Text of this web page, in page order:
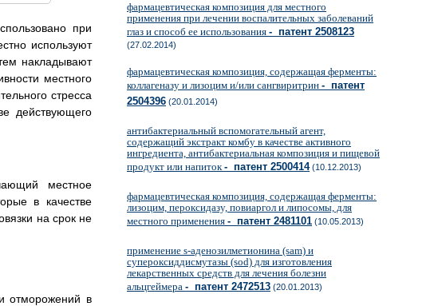
при
используют
накладывают
местного
стресса
действующего
местное
в качестве
на срок не
отморожений в
фармацевтическая композиция для местного
применения при лечении воспалительных заболеваний
глаз и способ ее использования - патент 2508123
(27.02.2014)
фармацевтическая композиция, содержащая ферменты:
коллагеназу и лизоцим и/или сангвиритрин - патент
2504396 (20.01.2014)
антибактериальный вспомогательный агент,
содержащий экстракт комбу в качестве активного
ингредиента, антибактериальная композиция и пищевой
продукт или напиток- патент 2500414(10.12.2013)
фармацевтическая композиция, содержащая ферменты:
лизоцим, пероксидазу, повиаргол и липосомы, для
местного применения - патент 2481101 (10.05.2013)
применение s-аденозилметионина (sam) и
супероксиддисмутазы (sod) для изготовления
лекарственных средств для лечения болезни
альцгеймера - патент 2472513 (20.01.2013)